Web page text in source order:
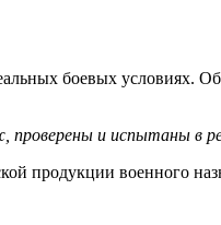
боевых условиях.
и испытаны в
продукции военного